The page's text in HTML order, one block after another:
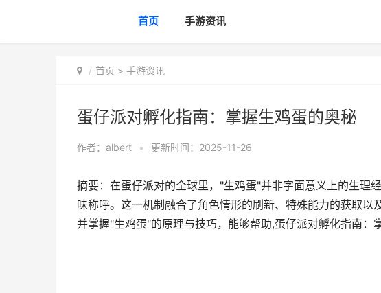
首页 手游资讯
首页 > 手游资讯
蛋仔派对孵化指南：掌握生鸡蛋的奥秘
作者： albert • 更新时间：2025-11-26
摘要：在蛋仔派对的全球里，"生鸡蛋"并非字面意义上的生理
味称呼。这一机制融合了角色情形的刷新、特殊能力的获取
并掌握"生鸡蛋"的原理与技巧，能够帮助,蛋仔派对孵化指南：